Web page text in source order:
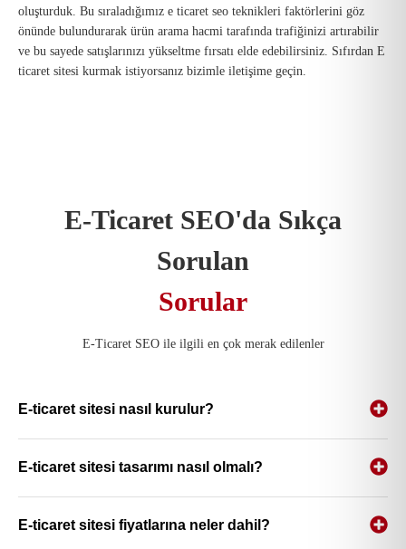
oluşturduk. Bu sıraladığımız e ticaret seo teknikleri faktörlerini göz
önünde bulundurarak ürün arama hacmi tarafında trafiğinizi artırabilir
ve bu sayede satışlarınızı yükseltme fırsatı elde edebilirsiniz. Sıfırdan E
ticaret sitesi kurmak istiyorsanız bizimle iletişime geçin.
E-Ticaret SEO'da Sıkça
Sorulan
Sorular
E-Ticaret SEO ile ilgili en çok merak edilenler
E-ticaret sitesi nasıl kurulur?
E-ticaret sitesi tasarımı nasıl olmalı?
E-ticaret sitesi fiyatlarına neler dahil?